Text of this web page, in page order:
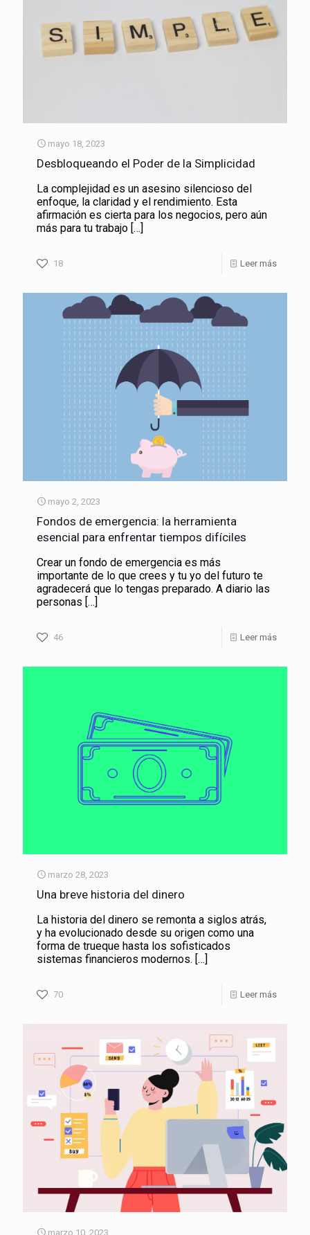
mayo 18, 2023
Desbloqueando el Poder de la Simplicidad
La complejidad es un asesino silencioso del
enfoque, la claridad y el rendimiento. Esta
afirmación es cierta para los negocios, pero aún
más para tu trabajo […]
18 Leer más
mayo 2, 2023
Fondos de emergencia: la herramienta
esencial para enfrentar tiempos difíciles
Crear un fondo de emergencia es más
importante de lo que crees y tu yo del futuro te
agradecerá que lo tengas preparado. A diario las
personas […]
46 Leer más
marzo 28, 2023
Una breve historia del dinero
La historia del dinero se remonta a siglos atrás,
y ha evolucionado desde su origen como una
forma de trueque hasta los sofisticados
sistemas financieros modernos. […]
70 Leer más
marzo 10, 2023